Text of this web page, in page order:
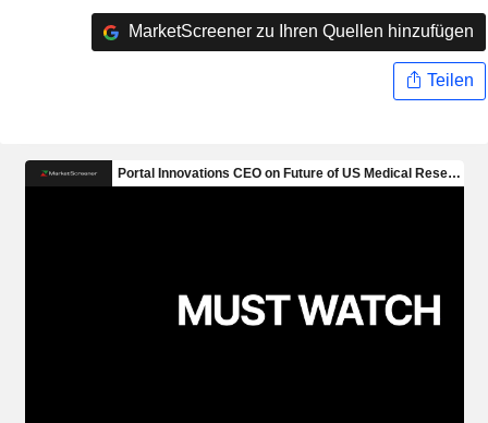
MarketScreener zu Ihren Quellen hinzufügen
Teilen